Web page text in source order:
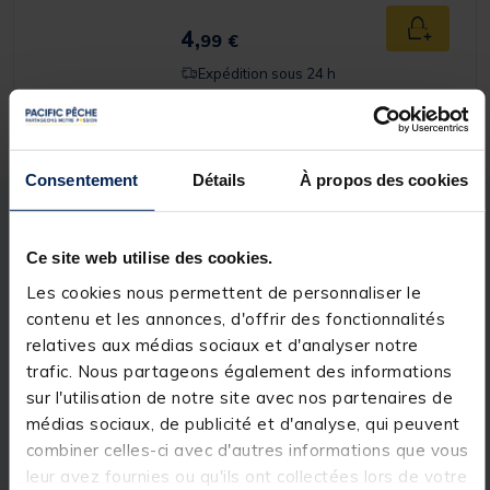
Consentement Détails À propos des cookies
Ce site web utilise des cookies.
Les cookies nous permettent de personnaliser le
contenu et les annonces, d'offrir des fonctionnalités
relatives aux médias sociaux et d'analyser notre
trafic. Nous partageons également des informations
sur l'utilisation de notre site avec nos partenaires de
médias sociaux, de publicité et d'analyse, qui peuvent
combiner celles-ci avec d'autres informations que vous
leur avez fournies ou qu'ils ont collectées lors de votre
4,99 € Ajouter
Expédition sous 24 h
Description & détails
Description
L'étau de montage de mouche Silverstoneraa
black est un must pour s'équiper d'un matériel qui a
fait ses preuves à budget économique.
Détails